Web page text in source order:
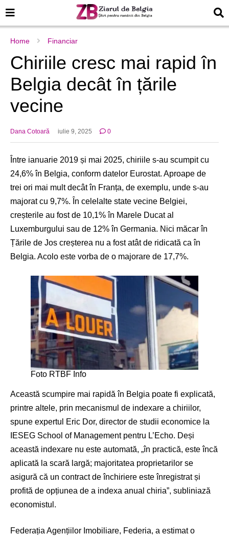
Home Financiar
Chiriile cresc mai rapid în
Belgia decât în țările
vecine
Dana Cotoară iulie 9, 2025 0
Între ianuarie 2019 și mai 2025, chiriile s-au scumpit cu
24,6% în Belgia, conform datelor Eurostat. Aproape de
trei ori mai mult decât în Franța, de exemplu, unde s-au
majorat cu 9,7%. În celelalte state vecine Belgiei,
creșterile au fost de 10,1% în Marele Ducat al
Luxemburgului sau de 12% în Germania. Nici măcar în
Țările de Jos creșterea nu a fost atât de ridicată ca în
Belgia. Acolo este vorba de o majorare de 17,7%.
Foto RTBF Info
Această scumpire mai rapidă în Belgia poate fi explicată,
printre altele, prin mecanismul de indexare a chiriilor,
spune expertul Eric Dor, director de studii economice la
IESEG School of Management pentru L’Echo. Deși
această indexare nu este automată, „în practică, este încă
aplicată la scară largă; majoritatea proprietarilor se
asigură că un contract de închiriere este înregistrat și
profită de opțiunea de a indexa anual chiria”, subliniază
economistul.
Federația Agențiilor Imobiliare, Federia, a estimat o